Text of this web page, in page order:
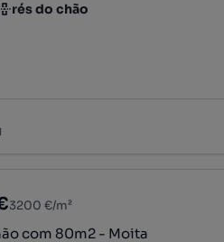
quadrado
rés do chão
3200 €/m²
com 80m2 - Moita